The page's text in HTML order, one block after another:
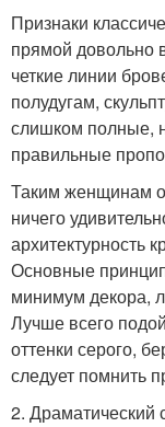
Признаки
прямой довольно
четкие линии
полудугам,
слишком полные,
правильные
Таким женщинам
ничего
архитектурность
Основные
минимум декора,
Лучше всего
оттенки серого,
следует помнить
2. Драматический